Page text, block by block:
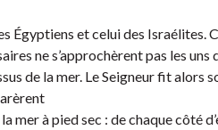
Égyptiens et celui des Israélites.
ne s’approchèrent pas les uns
de la mer. Le Seigneur fit
mer à pied sec : de chaque côté